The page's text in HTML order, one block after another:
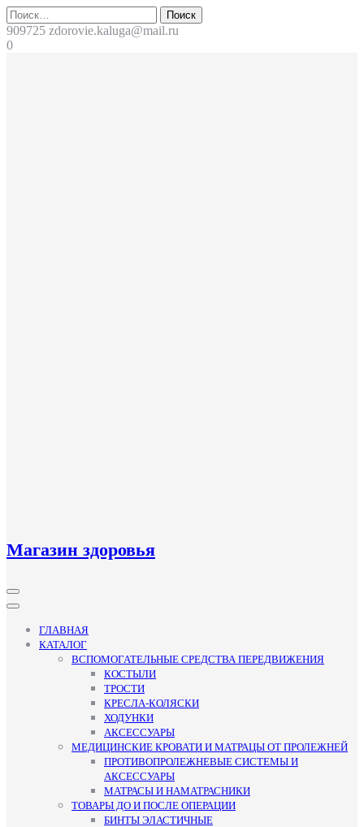
Перейти
к
содержимому
Поиск
909725 zdorovie.kaluga@mail.ru
0
Магазин здоровья
Кнопка
Открыть
ГЛАВНАЯ
КАТАЛОГ
ВСПОМОГАТЕЛЬНЫЕ СРЕДСТВА ПЕРЕДВИЖЕНИЯ
КОСТЫЛИ
ТРОСТИ
КРЕСЛА-КОЛЯСКИ
ХОДУНКИ
АКСЕССУАРЫ
МЕДИЦИНСКИЕ КРОВАТИ И МАТРАЦЫ ОТ ПРОЛЕЖНЕЙ
ПРОТИВОПРОЛЕЖНЕВЫЕ СИСТЕМЫ И
АКСЕССУАРЫ
МАТРАСЫ И НАМАТРАСНИКИ
ТОВАРЫ ДО И ПОСЛЕ ОПЕРАЦИИ
БИНТЫ ЭЛАСТИЧНЫЕ